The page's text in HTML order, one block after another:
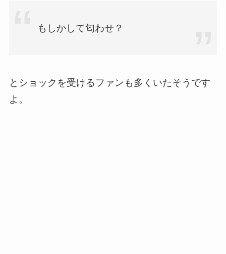
もしかして匂わせ？
とショックを受けるファンも多くいたそうです
よ。